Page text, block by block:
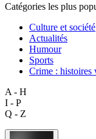
Catégories les plus
Culture et société
Actualités
Humour
Sports
Crime : histoires
A - H
I - P
Q - Z